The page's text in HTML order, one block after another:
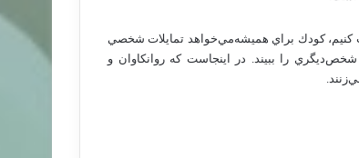
كنيم‌، كودك‌ براي‌ هميشه‌مي‌خواهد تمايلات‌ شخصي‌
را ببيند. در اينجاست‌ كه‌ روانكاوان‌ و